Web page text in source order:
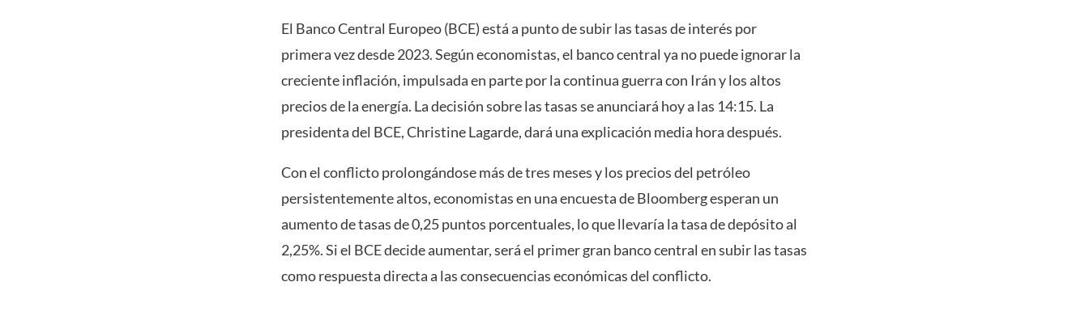
El Banco Central Europeo (BCE) está a punto de subir las tasas de interés por
primera vez desde 2023. Según economistas, el banco central ya no puede ignorar la
creciente inflación, impulsada en parte por la continua guerra con Irán y los altos
precios de la energía. La decisión sobre las tasas se anunciará hoy a las 14:15. La
presidenta del BCE, Christine Lagarde, dará una explicación media hora después.
Con el conflicto prolongándose más de tres meses y los precios del petróleo
persistentemente altos, economistas en una encuesta de Bloomberg esperan un
aumento de tasas de 0,25 puntos porcentuales, lo que llevaría la tasa de depósito al
2,25%. Si el BCE decide aumentar, será el primer gran banco central en subir las tasas
como respuesta directa a las consecuencias económicas del conflicto.